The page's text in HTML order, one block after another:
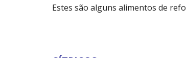
Estes são alguns alimentos de